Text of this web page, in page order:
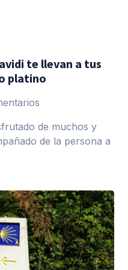
te llevan a tus
platino
de muchos y
de la persona a